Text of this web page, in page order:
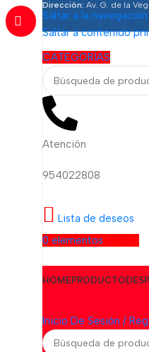
Saltar a la navegación
Saltar a contenido
Dirección: Av. G. de la
CATEGORÍAS
Atención
954022808
Lista de deseos
0 elementos $ 0.00
HOMEPRODUCTO
Inicio De Sesión /